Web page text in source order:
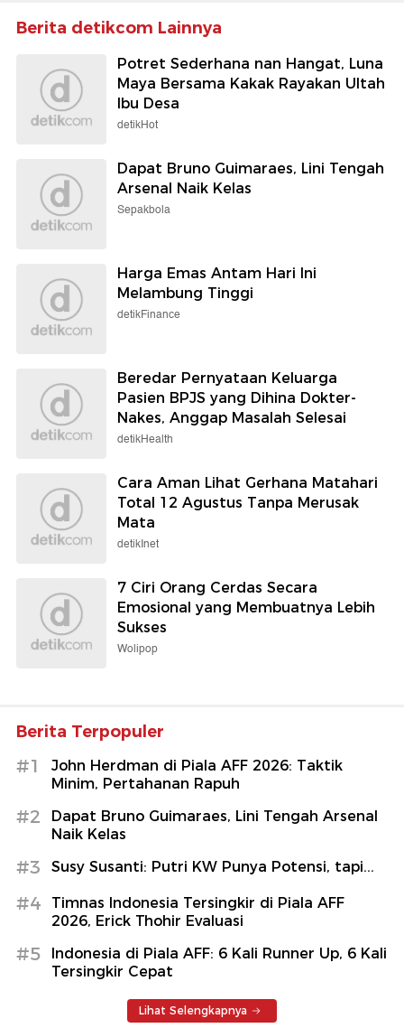
Berita detikcom Lainnya
Potret Sederhana nan Hangat, Luna
Maya Bersama Kakak Rayakan Ultah
Ibu Desa
detikHot
Dapat Bruno Guimaraes, Lini Tengah
Arsenal Naik Kelas
Sepakbola
Harga Emas Antam Hari Ini
Melambung Tinggi
detikFinance
Beredar Pernyataan Keluarga
Pasien BPJS yang Dihina Dokter-
Nakes, Anggap Masalah Selesai
detikHealth
Cara Aman Lihat Gerhana Matahari
Total 12 Agustus Tanpa Merusak
Mata
detikInet
7 Ciri Orang Cerdas Secara
Emosional yang Membuatnya Lebih
Sukses
Wolipop
Berita Terpopuler
#1
John Herdman di Piala AFF 2026: Taktik
Minim, Pertahanan Rapuh
#2
Dapat Bruno Guimaraes, Lini Tengah Arsenal
Naik Kelas
#3 Susy Susanti: Putri KW Punya Potensi, tapi...
#4
Timnas Indonesia Tersingkir di Piala AFF
2026, Erick Thohir Evaluasi
#5
Indonesia di Piala AFF: 6 Kali Runner Up, 6 Kali
Tersingkir Cepat
Lihat Selengkapnya